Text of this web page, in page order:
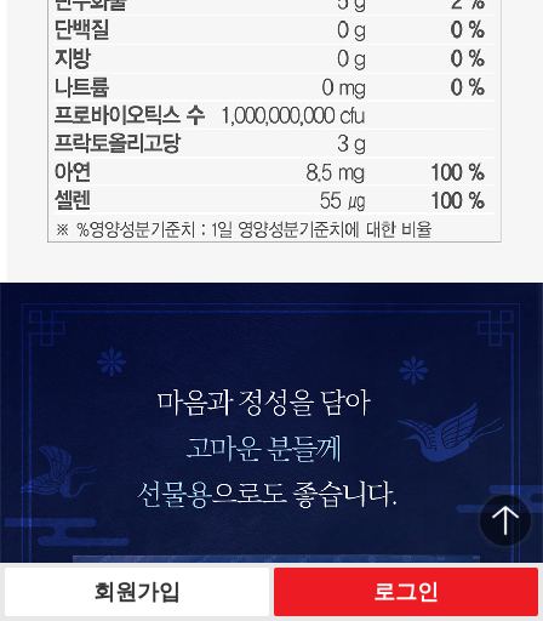
회원가입 로그인